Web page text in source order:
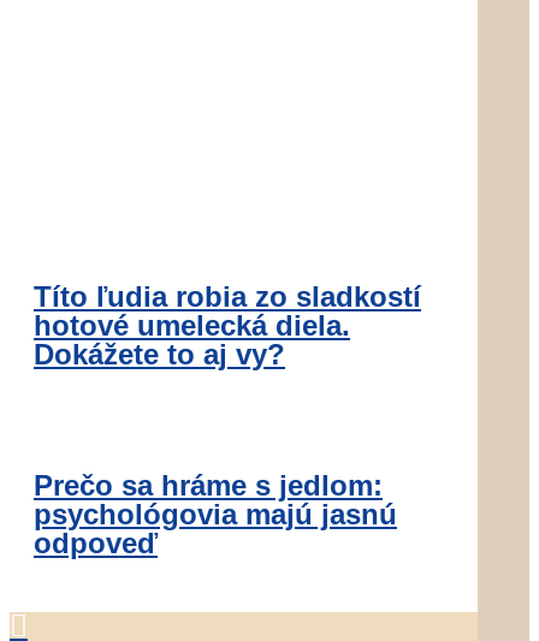
Títo ľudia robia zo sladkostí
hotové umelecká diela.
Dokážete to aj vy?
Prečo sa hráme s jedlom:
psychológovia majú jasnú
odpoveď
